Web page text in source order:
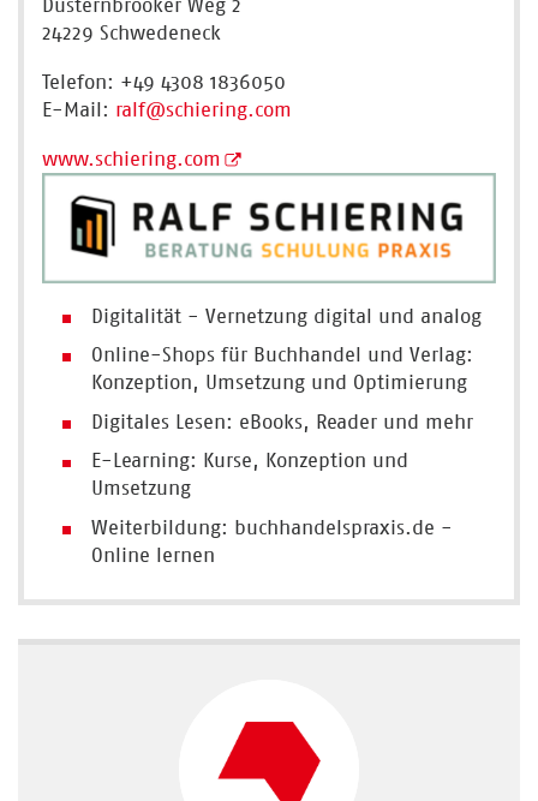
24229 Schwedeneck
Telefon: +49 4308 1836050
E-Mail: ralf@schiering.com
www.schiering.com
Digitalität - Vernetzung digital und analog
Online-Shops für Buchhandel und Verlag:
Konzeption, Umsetzung und Optimierung
Digitales Lesen: eBooks, Reader und mehr
E-Learning: Kurse, Konzeption und
Umsetzung
Weiterbildung: buchhandelspraxis.de -
Online lernen